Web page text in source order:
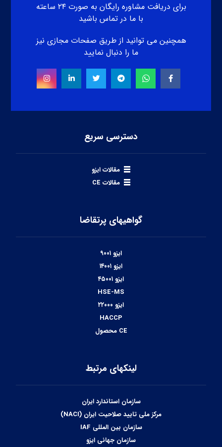
برای دریافت مشاوره رایگان به صورت ۲۴ ساعته
با ما در تماس باشید
همچنین می توانید از طریق صفحات مجازی نیز
ما را دنبال نمایید
دسترسی سریع
مقالات ایزو
مقالات CE
گواهیهای پرتقاضا
ایزو ۹۰۰۱
ایزو ۱۴۰۰۱
ایزو ۴۵۰۰۱
HSE-MS
ایزو ۲۲۰۰۰
HACCP
CE محصول
لینکهای مرتبط
سازمان استاندارد ایران
مرکز ملی تایید صلاحیت ایران (NACI)
سازمان بین المللی IAF
سازمان جهانی ایزو